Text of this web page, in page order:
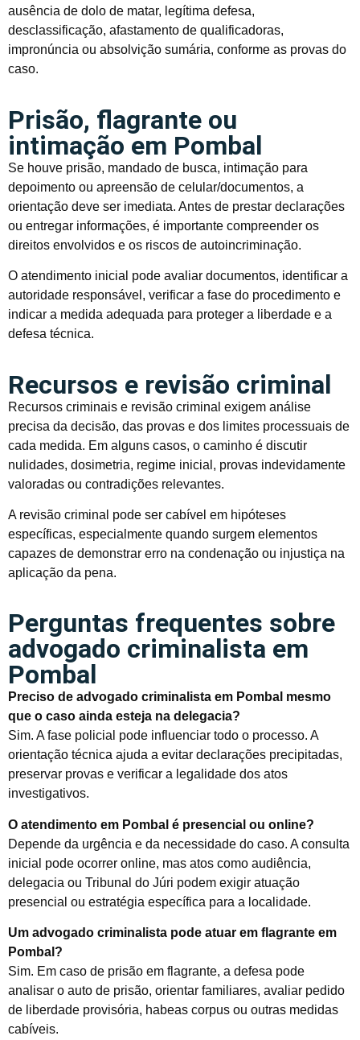
ausência de dolo de matar, legítima defesa,
desclassificação, afastamento de qualificadoras,
impronúncia ou absolvição sumária, conforme as provas do
caso.
Prisão, flagrante ou
intimação em Pombal
Se houve prisão, mandado de busca, intimação para
depoimento ou apreensão de celular/documentos, a
orientação deve ser imediata. Antes de prestar declarações
ou entregar informações, é importante compreender os
direitos envolvidos e os riscos de autoincriminação.
O atendimento inicial pode avaliar documentos, identificar a
autoridade responsável, verificar a fase do procedimento e
indicar a medida adequada para proteger a liberdade e a
defesa técnica.
Recursos e revisão criminal
Recursos criminais e revisão criminal exigem análise
precisa da decisão, das provas e dos limites processuais de
cada medida. Em alguns casos, o caminho é discutir
nulidades, dosimetria, regime inicial, provas indevidamente
valoradas ou contradições relevantes.
A revisão criminal pode ser cabível em hipóteses
específicas, especialmente quando surgem elementos
capazes de demonstrar erro na condenação ou injustiça na
aplicação da pena.
Perguntas frequentes sobre
advogado criminalista em
Pombal
Preciso de advogado criminalista em Pombal mesmo
que o caso ainda esteja na delegacia?
Sim. A fase policial pode influenciar todo o processo. A
orientação técnica ajuda a evitar declarações precipitadas,
preservar provas e verificar a legalidade dos atos
investigativos.
O atendimento em Pombal é presencial ou online?
Depende da urgência e da necessidade do caso. A consulta
inicial pode ocorrer online, mas atos como audiência,
delegacia ou Tribunal do Júri podem exigir atuação
presencial ou estratégia específica para a localidade.
Um advogado criminalista pode atuar em flagrante em
Pombal?
Sim. Em caso de prisão em flagrante, a defesa pode
analisar o auto de prisão, orientar familiares, avaliar pedido
de liberdade provisória, habeas corpus ou outras medidas
cabíveis.